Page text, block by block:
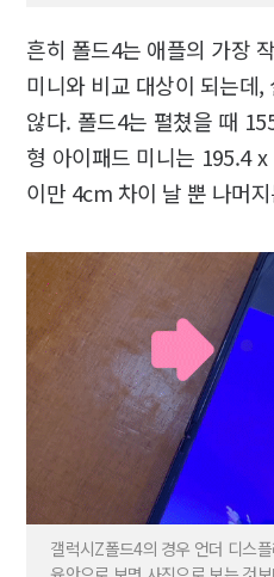
흔히 폴드4는 애플의 가장
미니와 비교 대상이 되는데,
않다. 폴드4는 펼쳤을 때
형 아이패드 미니는 195.4
이만 4cm 차이 날 뿐 나머
갤럭시Z폴드4의 경우 언더 디스